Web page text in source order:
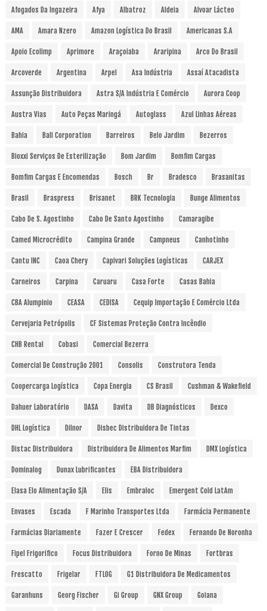
Afogados Da Ingazeira Afya Albatroz Aldeia Alvoar Lácteo
AMA Amara Nzero Amazon Logística Do Brasil Americanas S.A
Apoio Ecolimp Aprimore Araçoiaba Araripina Arco Do Brasil
Arcoverde Argentina Arpel Asa Indústria Assaí Atacadista
Assunção Distribuidora Astra S/A Indústria E Comércio Aurora Coop
Austra Vias Auto Peças Maringá Autoglass Azul Linhas Aéreas
Bahia Ball Corporation Barreiros Belo Jardim Bezerros
Bioxxi Serviços De Esterilização Bom Jardim Bomfim Cargas
Bomfim Cargas E Encomendas Bosch Br Bradesco Brasanitas
Brasil Braspress Brisanet BRK Tecnologia Bunge Alimentos
Cabo De S. Agostinho Cabo De Santo Agostinho Camaragibe
Camed Microcrédito Campina Grande Campneus Canhotinho
Cantu INC Caoa Chery Capivari Soluções Logísticas CARJEX
Carneiros Carpina Caruaru Casa Forte Casas Bahia
CBA Alumpinio CEASA CEDISA Cequip Importação E Comércio Ltda
Cervejaria Petrópolis CF Sistemas Proteção Contra Incêndio
CHB Rental Cobasi Comercial Bezerra
Comercial De Construção 2001 Consolis Construtora Tenda
Coopercarga Logística Copa Energia CS Brasil Cushman & Wakefield
Dahuer Laboratório DASA Davita DB Diagnósticos Dexco
DHL Logística Dilnor Disbec Distribuidora De Tintas
Distac Distribuidora Distribuidora De Alimentos Marfim DMX Logística
Dominalog Dunax Lubrificantes EBA Distribuidora
Elasa Elo Alimentação S/A Elis Embraloc Emergent Cold LatAm
Envases Escada F Marinho Transportes Ltda Farmácia Permanente
Farmácias Diariamente Fazer E Crescer Fedex Fernando De Noronha
Fipel Frigorifico Focus Distribuidora Forno De Minas Fortbras
Frescatto Frigelar FTLOG G1 Distribuidora De Medicamentos
Garanhuns Georg Fischer Gi Group GNX Group Goiana